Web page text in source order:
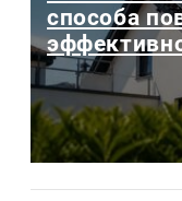
способа